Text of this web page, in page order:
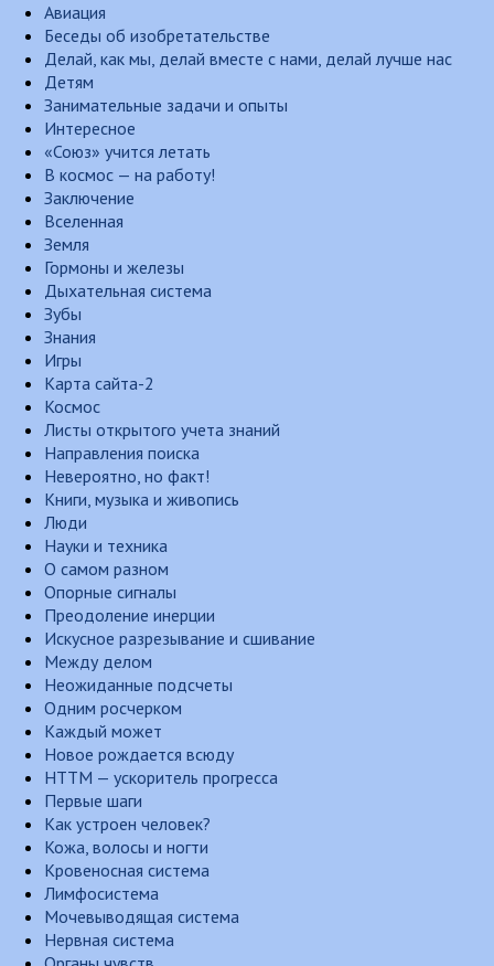
Авиация
Беседы об изобретательстве
Делай, как мы, делай вместе с нами, делай лучше нас
Детям
Занимательные задачи и опыты
Интересное
«Союз» учится летать
В космос — на работу!
Заключение
Вселенная
Земля
Гормоны и железы
Дыхательная система
Зубы
Знания
Игры
Карта сайта-2
Космос
Листы открытого учета знаний
Направления поиска
Невероятно, но факт!
Книги, музыка и живопись
Люди
Науки и техника
О самом разном
Опорные сигналы
Преодоление инерции
Искусное разрезывание и сшивание
Между делом
Неожиданные подсчеты
Одним росчерком
Каждый может
Новое рождается всюду
НТТМ — ускоритель прогресса
Первые шаги
Как устроен человек?
Кожа, волосы и ногти
Кровеносная система
Лимфосистема
Мочевыводящая система
Нервная система